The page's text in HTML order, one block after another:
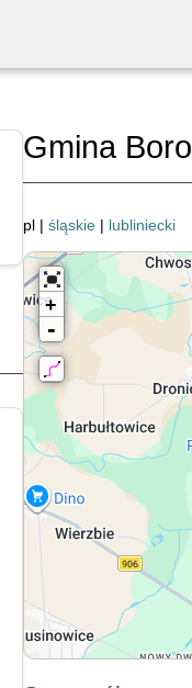
Gmina
pl | śląskie| lubliniecki
+
-